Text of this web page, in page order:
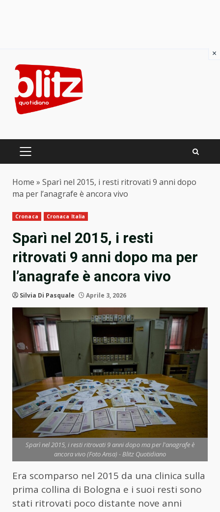
content
PRIMARY
Home » Sparì nel 2015, i resti ritrovati 9 anni dopo
ma per l’anagrafe è ancora vivo
Cronaca Cronaca Italia
Sparì nel 2015, i resti
ritrovati 9 anni dopo ma per
l’anagrafe è ancora vivo
Silvia Di Pasquale Aprile 3, 2026
Sparì nel 2015, i resti ritrovati 9 anni dopo ma per l'anagrafe è
ancora vivo (Foto Ansa) - Blitz Quotidiano
Era scomparso nel 2015 da una clinica sulla
prima collina di Bologna e i suoi resti sono
stati ritrovati poco distante nove anni
×